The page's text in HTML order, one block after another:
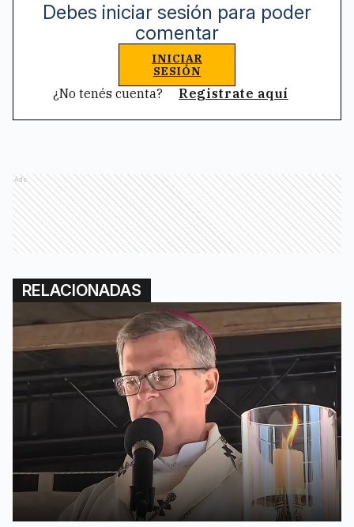
Debes iniciar sesión para poder
comentar
INICIAR
SESIÓN
¿No tenés cuenta? Registrate aquí
Ads
RELACIONADAS